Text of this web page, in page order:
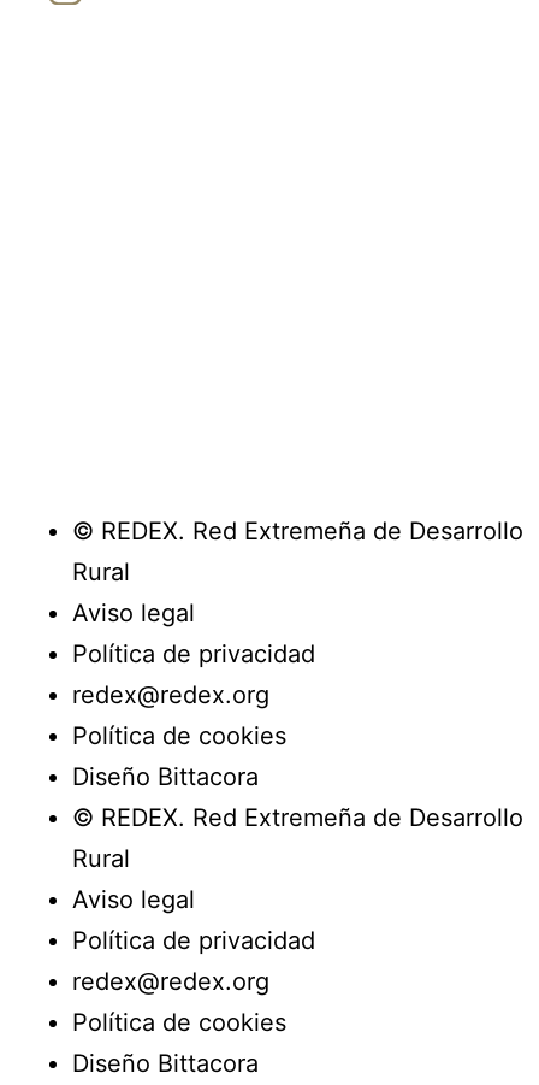
© REDEX. Red Extremeña de Desarrollo
Rural
Aviso legal
Política de privacidad
redex@redex.org
Política de cookies
Diseño Bittacora
© REDEX. Red Extremeña de Desarrollo
Rural
Aviso legal
Política de privacidad
redex@redex.org
Política de cookies
Diseño Bittacora